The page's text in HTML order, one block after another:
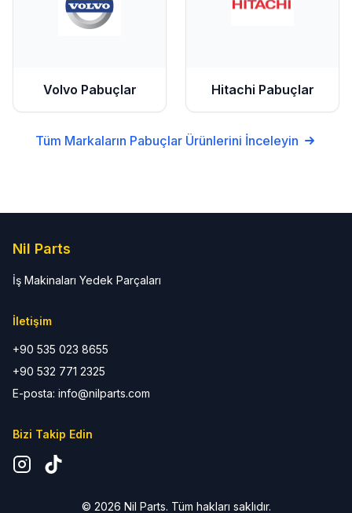
Volvo Pabuçlar Hitachi Pabuçlar
Tüm Markaların PabuçlarÜrünlerini İnceleyin
Nil Parts
İş Makinaları Yedek Parçaları
İletişim
+90 535 023 8655
+90 532 771 2325
E-posta: info@nilparts.com
Bizi Takip Edin
© 2026 Nil Parts. Tüm hakları saklıdır.